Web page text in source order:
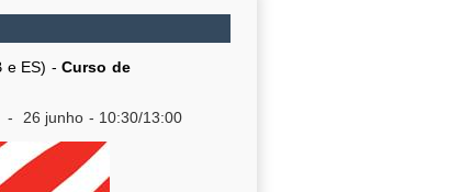
e ES) - Curso de
- 26 junho - 10:30/13:00